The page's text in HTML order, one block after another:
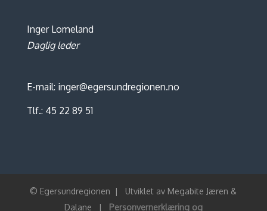
Inger Lomeland
Daglig leder
E-mail: inger@egersundregionen.no
Tlf.: 45 22 89 51
© Egersundregionen | Utviklet av Megabite Jæren &
Dalane | Personvernerklæring og